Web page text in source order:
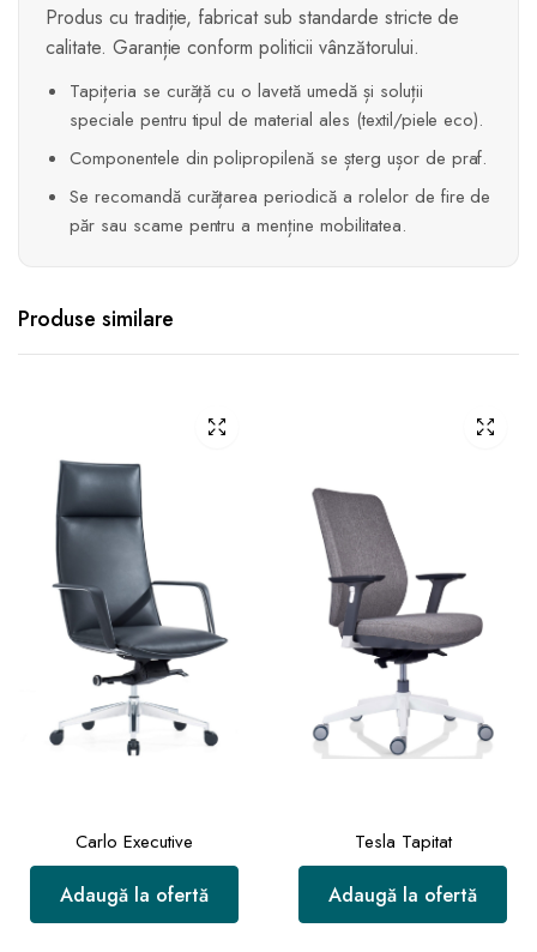
Produs cu tradiție, fabricat sub standarde stricte de
calitate. Garanție conform politicii vânzătorului.
Tapițeria se curăță cu o lavetă umedă și soluții
speciale pentru tipul de material ales (textil/piele eco).
Componentele din polipropilenă se șterg ușor de praf.
Se recomandă curățarea periodică a rolelor de fire de
păr sau scame pentru a menține mobilitatea.
Produse similare
Carlo Executive
Adaugă la ofertă
Tesla Tapitat
Adaugă la ofertă